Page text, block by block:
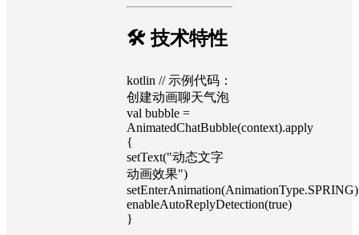
🛠 技术特性
kotlin // 示例代码：
创建动画聊天气泡
val bubble =
AnimatedChatBubble(context).apply
{
setText("动态文字
动画效果")
setEnterAnimation(AnimationType.SPRING)
enableAutoReplyDetection(true)
}